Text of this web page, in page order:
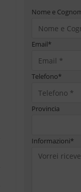
Nome e
Email*
Telefono*
Provincia
Informazioni*